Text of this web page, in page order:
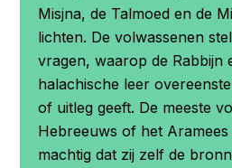
Misjna, de Talmoed en de
lichten. De volwassenen
vragen, waarop de Rabbijn
halachische leer
of uitleg geeft. De meeste
Hebreeuws of het Aramees
machtig dat zij zelf de